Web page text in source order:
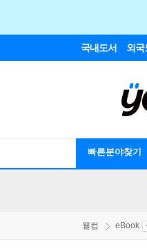
국내도서 외국
빠른분야찾기
웰컴 eBook